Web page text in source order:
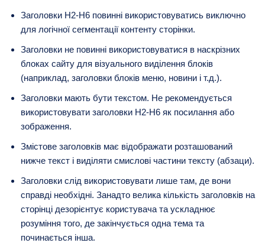
Заголовки H2-H6 повинні використовуватись виключно
для логічної сегментації контенту сторінки.
Заголовки не повинні використовуватися в наскрізних
блоках сайту для візуального виділення блоків
(наприклад, заголовки блоків меню, новини і т.д.).
Заголовки мають бути текстом. Не рекомендується
використовувати заголовки H2-H6 як посилання або
зображення.
Змістове заголовків має відображати розташований
нижче текст і виділяти смислові частини тексту (абзаци).
Заголовки слід використовувати лише там, де вони
справді необхідні. Занадто велика кількість заголовків на
сторінці дезорієнтує користувача та ускладнює
розуміння того, де закінчується одна тема та
починається інша.